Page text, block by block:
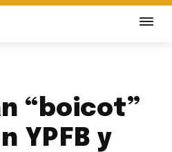
“boicot”
YPFB y